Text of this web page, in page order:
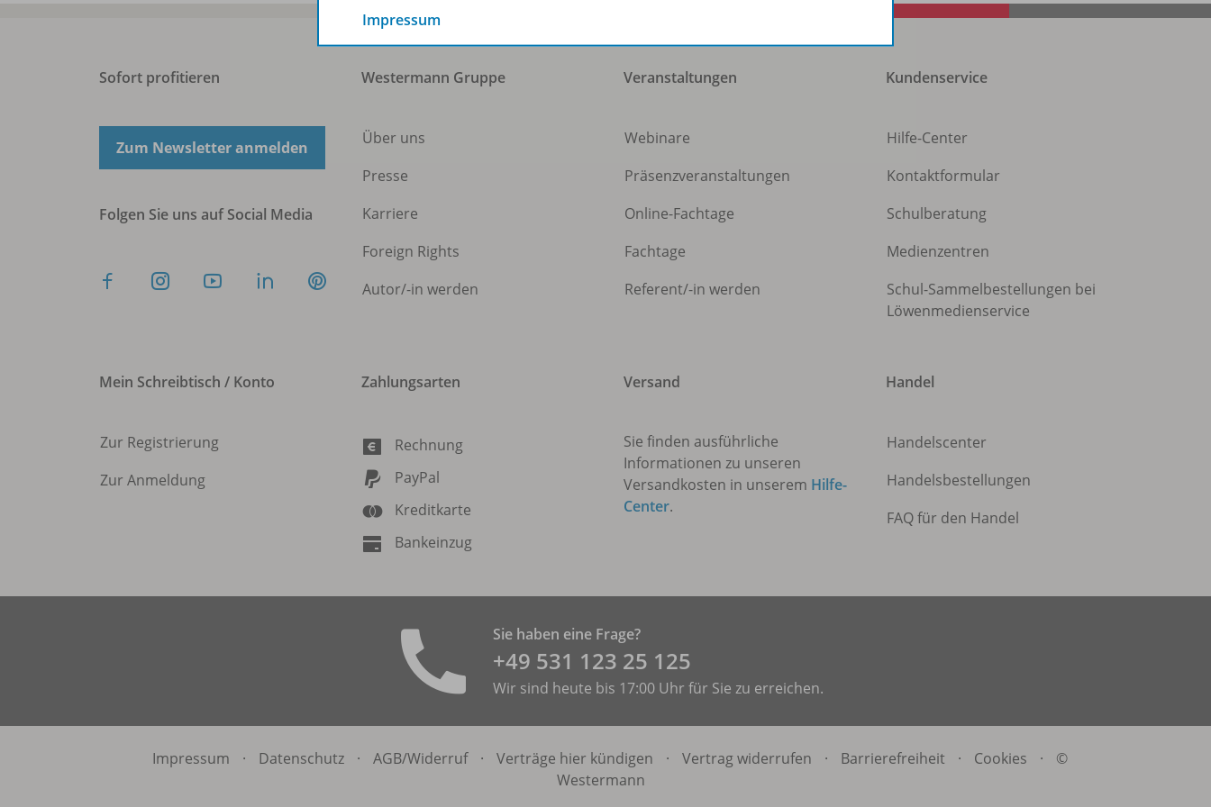
Sofort profitieren
Zum Newsletter anmelden
Folgen Sie uns auf Social Media
Westermann Gruppe
Über uns
Presse
Karriere
Foreign Rights
Autor/-in werden
Veranstaltungen
Webinare
Präsenzveranstaltungen
Online-Fachtage
Fachtage
Referent/-in werden
Kundenservice
Hilfe-Center
Kontaktformular
Schulberatung
Medienzentren
Schul-Sammelbestellungen bei
Löwenmedienservice
Mein Schreibtisch / Konto
Zur Registrierung
Zur Anmeldung
Zahlungsarten
Rechnung
PayPal
Kreditkarte
Bankeinzug
Versand
Sie finden ausführliche
Informationen zu unseren
Versandkosten in unserem Hilfe-
Center.
Handel
Handelscenter
Handelsbestellungen
FAQ für den Handel
Sie haben eine Frage?
+49 531 ­123 25 125
Wir sind heute bis 17:00 Uhr für Sie zu erreichen.
Impressum · Datenschutz · AGB/Widerruf · Verträge hier kündigen · Vertrag widerrufen · Barrierefreiheit · Cookies ·
©
Westermann
Impressum